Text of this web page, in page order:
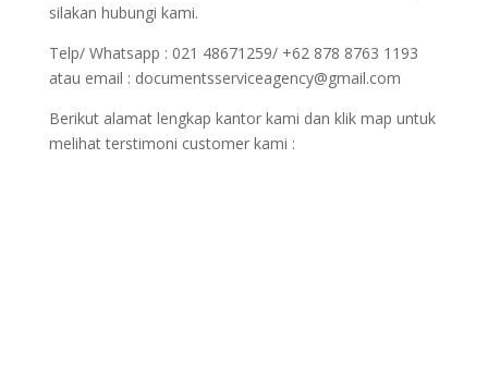
silakan hubungi kami.
Telp/ Whatsapp : 021 48671259/ +62 878 8763 1193
atau email : documentsserviceagency@gmail.com
Berikut alamat lengkap kantor kami dan klik map untuk
melihat terstimoni customer kami :